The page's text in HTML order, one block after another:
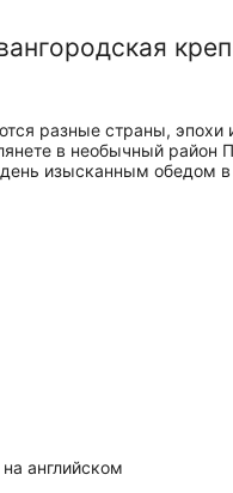
разные страны, эпохи
в необычный район
изысканным обедом
английском